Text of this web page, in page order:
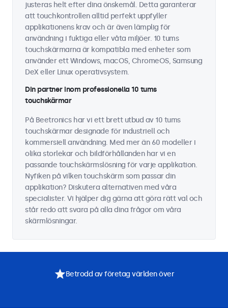
justeras helt efter dina önskemål. Detta garanterar
att touchkontrollen alltid perfekt uppfyller
applikationens krav och är även lämplig för
användning i fuktiga eller våta miljöer. 10 tums
touchskärmarna är kompatibla med enheter som
använder ett Windows, macOS, ChromeOS, Samsung
DeX eller Linux operativsystem.
Din partner inom professionella 10 tums
touchskärmar
På Beetronics har vi ett brett utbud av 10 tums
touchskärmar designade för industriell och
kommersiell användning. Med mer än 60 modeller i
olika storlekar och bildförhållanden har vi en
passande touchskärmslösning för varje applikation.
Nyfiken på vilken touchskärm som passar din
applikation? Diskutera alternativen med våra
specialister. Vi hjälper dig gärna att göra rätt val och
står redo att svara på alla dina frågor om våra
skärmlösningar.
Betrodd av företag världen över